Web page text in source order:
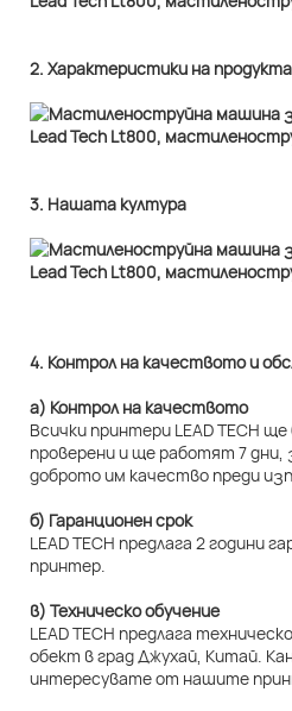
2. Характеристики на продукта
3. Нашата култура
4. Контрол на качеството и
а) Контрол на качеството
Всички принтери LEAD TECH
проверени и ще работят 7 дни,
доброто им качество преди
б) Гаранционен срок
LEAD TECH предлага 2 години
принтер.
в) Техническо обучение
LEAD TECH предлага
обект в град Джухай, Китай.
интересувате от нашите